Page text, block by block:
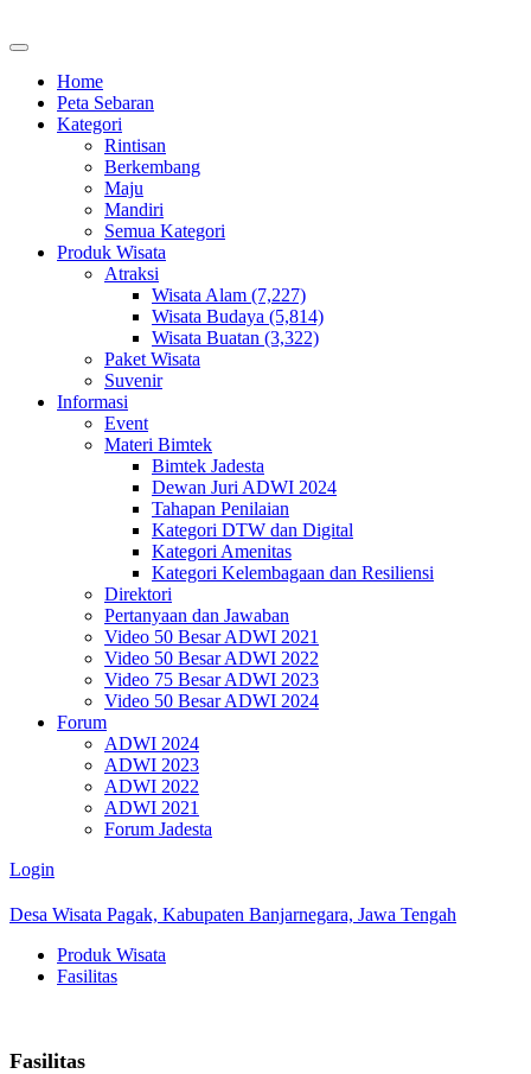
Home
Peta Sebaran
Kategori
Rintisan
Berkembang
Maju
Mandiri
Semua Kategori
Produk Wisata
Atraksi
Wisata Alam (7,227)
Wisata Budaya (5,814)
Wisata Buatan (3,322)
Paket Wisata
Suvenir
Informasi
Event
Materi Bimtek
Bimtek Jadesta
Dewan Juri ADWI 2024
Tahapan Penilaian
Kategori DTW dan Digital
Kategori Amenitas
Kategori Kelembagaan dan Resiliensi
Direktori
Pertanyaan dan Jawaban
Video 50 Besar ADWI 2021
Video 50 Besar ADWI 2022
Video 75 Besar ADWI 2023
Video 50 Besar ADWI 2024
Forum
ADWI 2024
ADWI 2023
ADWI 2022
ADWI 2021
Forum Jadesta
Login
Desa Wisata Pagak, Kabupaten Banjarnegara, Jawa Tengah
Produk Wisata
Fasilitas
Fasilitas